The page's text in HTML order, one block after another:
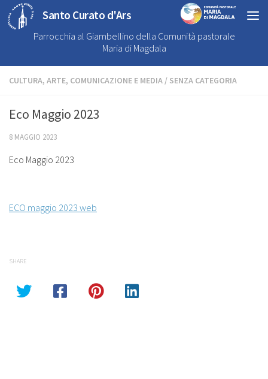
Santo Curato d'Ars
Parrocchia al Giambellino della Comunità pastorale
Maria di Magdala
CULTURA, ARTE, COMUNICAZIONE E MEDIA / SENZA CATEGORIA
Eco Maggio 2023
8 MAGGIO 2023
Eco Maggio 2023
ECO maggio 2023 web
SHARE